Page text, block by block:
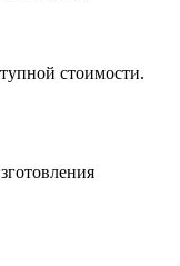
стоимости.